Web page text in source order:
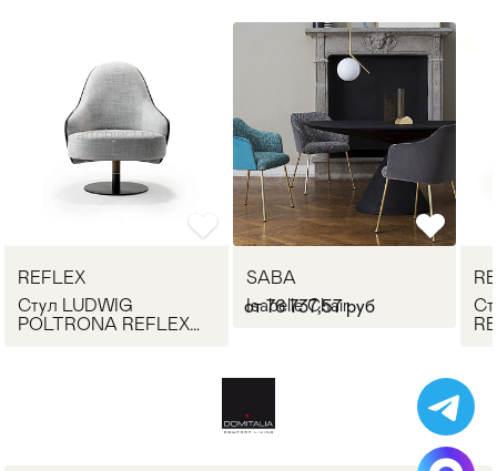
REFLEX
Стул LUDWIG
POLTRONA REFLEX
SABA
Isabelle Chair
от 76 737,57 руб